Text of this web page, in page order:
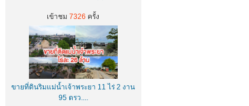
เข้าชม 7326 ครั้ง
ขายที่ดินริมแม่น้ำเจ้าพระยา 11 ไร่ 2 งาน
95 ตรว....